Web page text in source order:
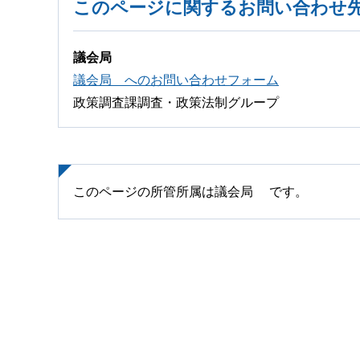
このページに関するお問い合わせ
議会局
議会局 へのお問い合わせフォーム
政策調査課調査・政策法制グループ
このページの所管所属は議会局 です。